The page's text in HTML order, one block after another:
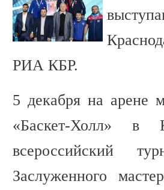
РИА КБР.
5 декабря на арене
«Баскет-Холл» в
всероссийский
Заслуженного